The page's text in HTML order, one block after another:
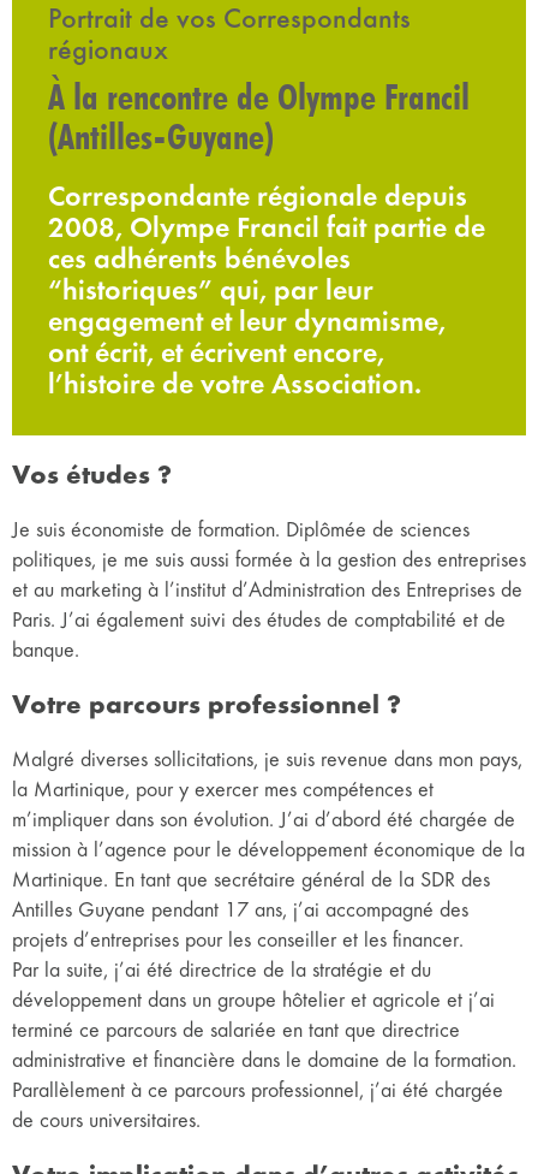
Portrait de vos Correspondants
régionaux
À la rencontre de Olympe Francil
(Antilles-Guyane)
Correspondante régionale depuis
2008, Olympe Francil fait partie de
ces adhérents bénévoles
“historiques” qui, par leur
engagement et leur dynamisme,
ont écrit, et écrivent encore,
l’histoire de votre Association.
Vos études ?
Je suis économiste de formation. Diplômée de sciences
politiques, je me suis aussi formée à la gestion des entreprises
et au marketing à l’institut d’Administration des Entreprises de
Paris. J’ai également suivi des études de comptabilité et de
banque.
Votre parcours professionnel ?
Malgré diverses sollicitations, je suis revenue dans mon pays,
la Martinique, pour y exercer mes compétences et
m’impliquer dans son évolution. J’ai d’abord été chargée de
mission à l’agence pour le développement économique de la
Martinique. En tant que secrétaire général de la SDR des
Antilles Guyane pendant 17 ans, j’ai accompagné des
projets d’entreprises pour les conseiller et les financer.
Par la suite, j’ai été directrice de la stratégie et du
développement dans un groupe hôtelier et agricole et j’ai
terminé ce parcours de salariée en tant que directrice
administrative et financière dans le domaine de la formation.
Parallèlement à ce parcours professionnel, j’ai été chargée
de cours universitaires.